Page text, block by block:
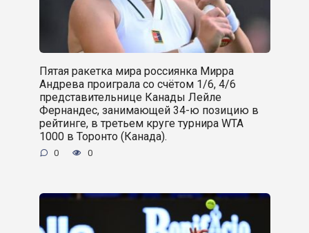
Пятая ракетка мира россиянка Мирра
Андрева проиграла со счётом 1/6, 4/6
представительнице Канады Лейле
Фернандес, занимающей 34-ю позицию в
рейтинге, в третьем круге турнира WTA
1000 в Торонто (Канада).
0 0